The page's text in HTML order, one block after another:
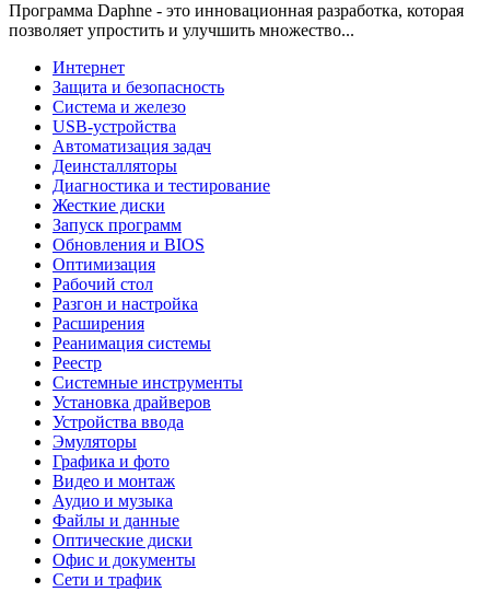
Программа Daphne - это инновационная разработка, которая
позволяет упростить и улучшить множество...
Интернет
Защита и безопасность
Система и железо
USB-устройства
Автоматизация задач
Деинсталляторы
Диагностика и тестирование
Жесткие диски
Запуск программ
Обновления и BIOS
Оптимизация
Рабочий стол
Разгон и настройка
Расширения
Реанимация системы
Реестр
Системные инструменты
Установка драйверов
Устройства ввода
Эмуляторы
Графика и фото
Видео и монтаж
Аудио и музыка
Файлы и данные
Оптические диски
Офис и документы
Сети и трафик